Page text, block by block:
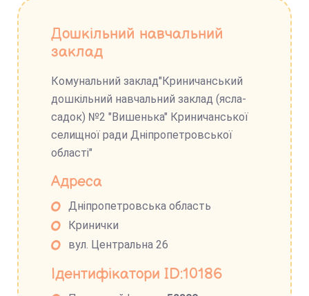
Дошкільний навчальний
заклад
Комунальний заклад"Криничанський
дошкільний навчальний заклад (ясла-
садок) №2 "Вишенька" Криничанської
селищної ради Дніпропетровської
області"
Адреса
Дніпропетровська область
Кринички
вул. Центральна 26
Ідентифікатори ID:10186